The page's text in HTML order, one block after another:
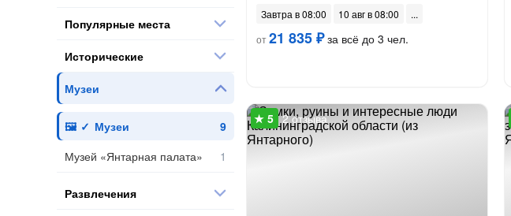
Завтра в 08:00
10 авг в 08:00
от21 835 ₽за всё до 3 чел.
2 отзыва
Популярные места
Исторические
Музеи
Музеи
Музей «Янтарная палата»
Развлечения